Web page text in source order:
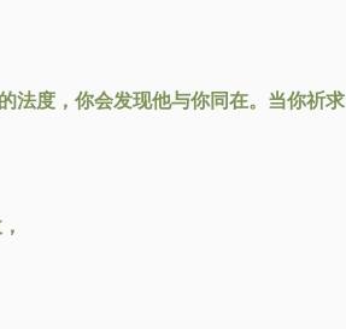
法度，你会发现他与你同在。当你祈求